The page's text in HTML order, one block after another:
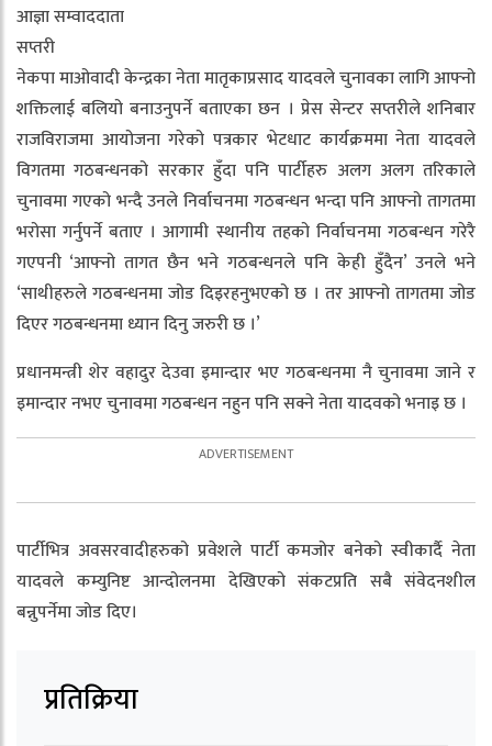
आज्ञा सम्वाददाता
सप्तरी
नेकपा माओवादी केन्द्रका नेता मातृकाप्रसाद यादवले चुनावका लागि आफ्नो
शक्तिलाई बलियो बनाउनुपर्ने बताएका छन । प्रेस सेन्टर सप्तरीले शनिबार
राजविराजमा आयोजना गरेको पत्रकार भेटधाट कार्यक्रममा नेता यादवले
विगतमा गठबन्धनको सरकार हुँदा पनि पार्टीहरु अलग अलग तरिकाले
चुनावमा गएको भन्दै उनले निर्वाचनमा गठबन्धन भन्दा पनि आफ्नो तागतमा
भरोसा गर्नुपर्ने बताए । आगामी स्थानीय तहको निर्वाचनमा गठबन्धन गरेरै
गएपनी ‘आफ्नो तागत छैन भने गठबन्धनले पनि केही हुँदैन’ उनले भने
‘साथीहरुले गठबन्धनमा जोड दिइरहनुभएको छ । तर आफ्नो तागतमा जोड
दिएर गठबन्धनमा ध्यान दिनु जरुरी छ ।’
प्रधानमन्त्री शेर वहादुर देउवा इमान्दार भए गठबन्धनमा नै चुनावमा जाने र
इमान्दार नभए चुनावमा गठबन्धन नहुन पनि सक्ने नेता यादवको भनाइ छ ।
पार्टीभित्र अवसरवादीहरुको प्रवेशले पार्टी कमजोर बनेको स्वीकार्दै नेता
यादवले कम्युनिष्ट आन्दोलनमा देखिएको संकटप्रति सबै संवेदनशील
बन्नुपर्नेमा जोड दिए।
प्रतिक्रिया